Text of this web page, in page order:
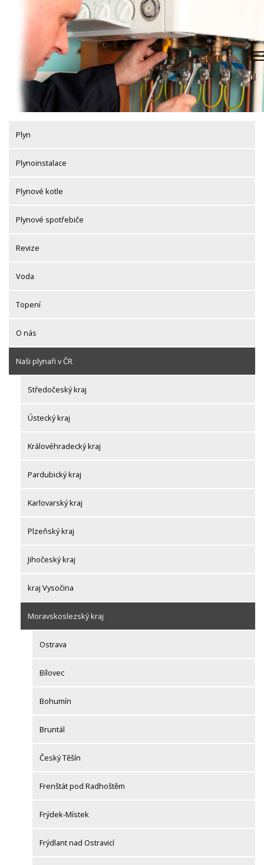
Plyn
Plynoinstalace
Plynové kotle
Plynové spotřebiče
Revize
Voda
Topení
O nás
Naši plynaři v ČR
Středočeský kraj
Ústecký kraj
Královéhradecký kraj
Pardubický kraj
Karlovarský kraj
Plzeňský kraj
Jihočeský kraj
kraj Vysočina
Moravskoslezský kraj
Ostrava
Bílovec
Bohumín
Bruntál
Český Těšín
Frenštát pod Radhoštěm
Frýdek-Místek
Frýdlant nad Ostravicí